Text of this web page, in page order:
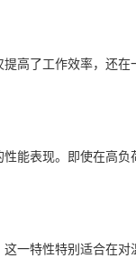
了工作效率，还在
表现。即使在高负
特性特别适合在对